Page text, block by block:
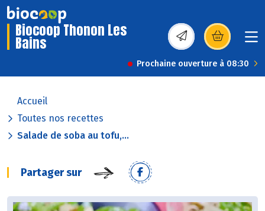
Biocoop Thonon Les
Bains (s’ouvre dans une
Prochaine ouverture à 08:30
Accueil
Toutes nos recettes
Salade de soba au tofu,...
Partager sur